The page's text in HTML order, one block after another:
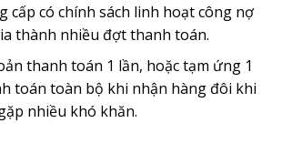
cấp có chính sách linh hoạt công nợ
thành nhiều đợt thanh toán.
thanh toán 1 lần, hoặc tạm ứng 1
toán toàn bộ khi nhận hàng đôi khi
nhiều khó khăn.